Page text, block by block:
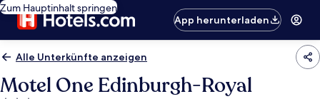
Zum Hauptinhalt springen
App herunterladen
Alle Unterkünfte anzeigen
Motel One Edinburgh-Royal